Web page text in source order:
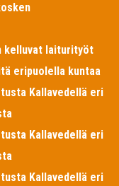
kelluvat laiturityöt
eripuolella kuntaa
Kallavedellä eri
Kallavedellä eri
Kallavedellä eri